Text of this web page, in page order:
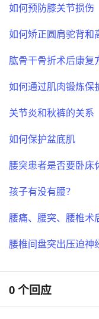
如何预防膝关节损伤
如何矫正圆肩驼背和
肱骨干骨折术后康复
如何通过肌肉锻炼保
关节炎和秋裤的关系
如何保护盆底肌
腰突患者是否要卧床
孩子有没有腰？
腰痛、腰突、腰椎术
腰椎间盘突出压迫神
0 个回应